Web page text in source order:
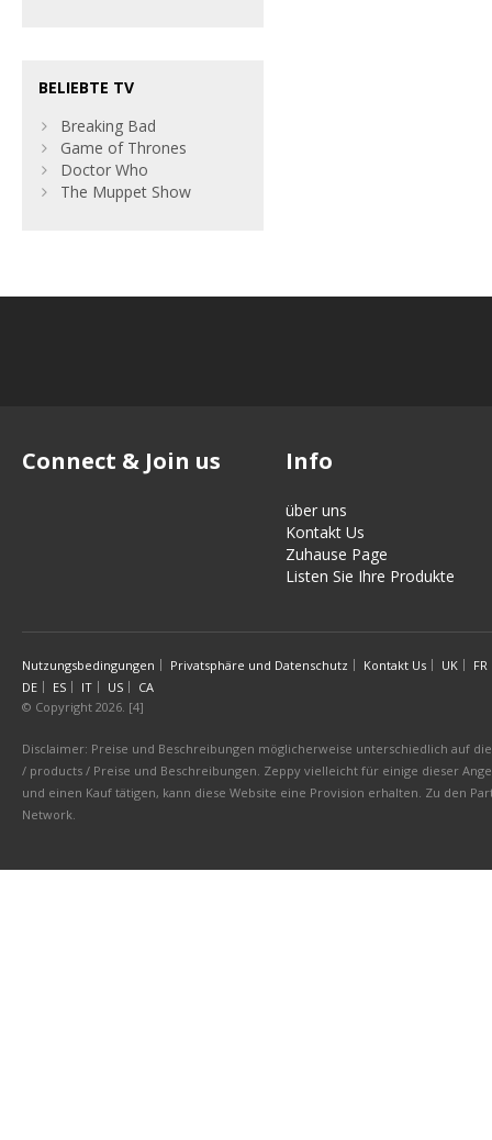
BELIEBTE TV
Breaking Bad
Game of Thrones
Doctor Who
The Muppet Show
Connect & Join us Info
über uns
Kontakt Us
Zuhause Page
Listen Sie Ihre Produkte
Nutzungsbedingungen Privatsphäre und Datenschutz Kontakt Us UK
FR
DE
ES IT US
CA
© Copyright 2026. [4]
Disclaimer: Preise und Beschreibungen möglicherweise unterschiedlich auf
/ products / Preise und Beschreibungen. Zeppy vielleicht für einige dieser
und einen Kauf tätigen, kann diese Website eine Provision erhalten. Zu den
Network.